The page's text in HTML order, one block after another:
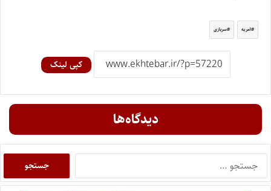
امریه سربازی
کپی لینک
دیدگاه‌ها